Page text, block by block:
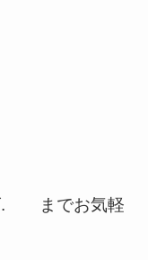
. までお気軽